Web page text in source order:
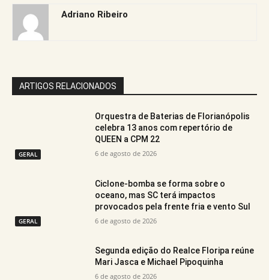
Adriano Ribeiro
ARTIGOS RELACIONADOS
GERAL
Orquestra de Baterias de Florianópolis
celebra 13 anos com repertório de
QUEEN a CPM 22
6 de agosto de 2026
GERAL
Ciclone-bomba se forma sobre o
oceano, mas SC terá impactos
provocados pela frente fria e vento Sul
6 de agosto de 2026
Segunda edição do Realce Floripa reúne
Mari Jasca e Michael Pipoquinha
6 de agosto de 2026